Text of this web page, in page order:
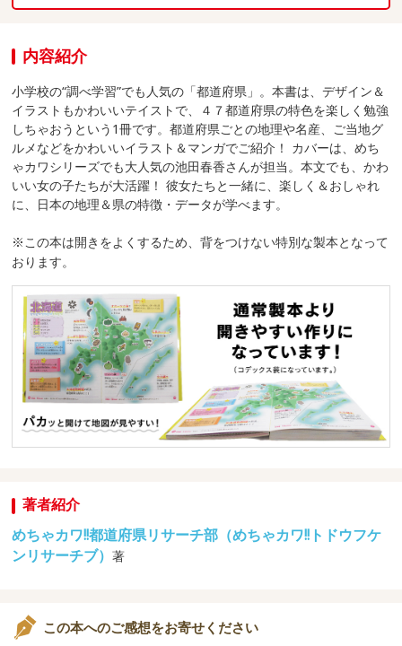
内容紹介
小学校の“調べ学習”でも人気の「都道府県」。本書は、デザイン＆
イラストもかわいいテイストで、４７都道府県の特色を楽しく勉強
しちゃおうという1冊です。都道府県ごとの地理や名産、ご当地グ
ルメなどをかわいいイラスト＆マンガでご紹介！ カバーは、めち
ゃカワシリーズでも大人気の池田春香さんが担当。本文でも、かわ
いい女の子たちが大活躍！ 彼女たちと一緒に、楽しく＆おしゃれ
に、日本の地理＆県の特徴・データが学べます。
※この本は開きをよくするため、背をつけない特別な製本となって
おります。
著者紹介
めちゃカワ!!都道府県リサーチ部（めちゃカワ!!トドウフケ
ンリサーチブ）著
この本へのご感想をお寄せください